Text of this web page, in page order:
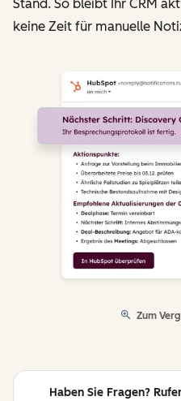
Stand. So bleibt Ihr CRM
keine Zeit für manuelle
Zum
Haben Sie Fragen?